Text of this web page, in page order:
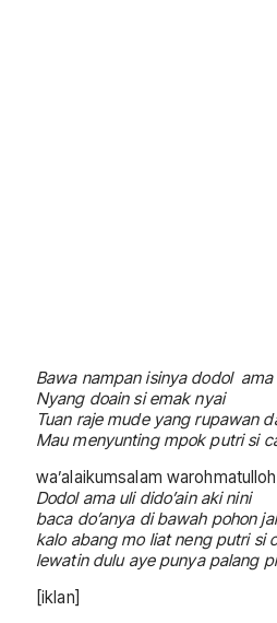
Bawa nampan isinya dodol ama
Nyang doain si emak nyai
Tuan raje mude yang rupawan
Mau menyunting mpok putri si
wa’alaikumsalam
Dodol ama uli dido’ain aki nini
baca do’anya di bawah pohon
kalo abang mo liat neng putri si
lewatin dulu aye punya palang
[iklan]